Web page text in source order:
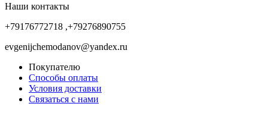
Наши контакты
+79176772718 ,+79276890755
evgenijchemodanov@yandex.ru
Покупателю
Способы оплаты
Условия доставки
Связаться с нами